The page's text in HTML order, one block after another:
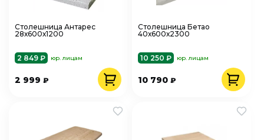
Столешница Антарес
28х600х1200
2 849 ₽ юр. лицам
2 999 ₽
Столешница Бетао
40х600х2300
10 250 ₽ юр. лицам
10 790₽